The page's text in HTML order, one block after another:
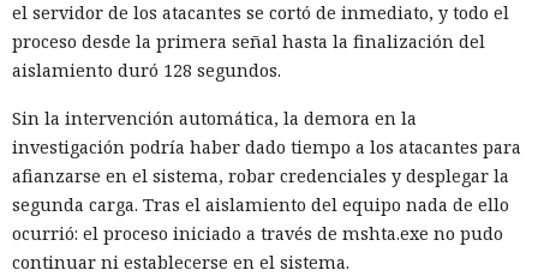
el servidor de los atacantes se cortó de inmediato, y todo el
proceso desde la primera señal hasta la finalización del
aislamiento duró 128 segundos.
Sin la intervención automática, la demora en la
investigación podría haber dado tiempo a los atacantes para
afianzarse en el sistema, robar credenciales y desplegar la
segunda carga. Tras el aislamiento del equipo nada de ello
ocurrió: el proceso iniciado a través de mshta.exe no pudo
continuar ni establecerse en el sistema.